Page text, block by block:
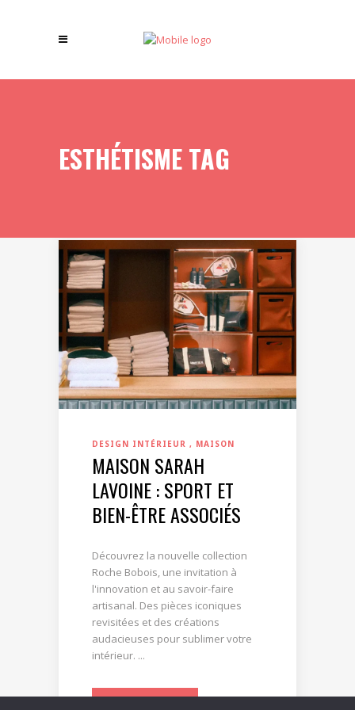
ESTHÉTISME TAG
DESIGN INTÉRIEUR MAISON
MAISON SARAH
LAVOINE : SPORT ET
BIEN-ÊTRE ASSOCIÉS
Découvrez la nouvelle collection
Roche Bobois, une invitation à
l'innovation et au savoir-faire
artisanal. Des pièces iconiques
revisitées et des créations
audacieuses pour sublimer votre
intérieur. ...